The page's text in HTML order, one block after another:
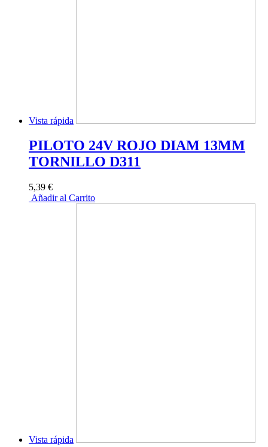
Vista rápida
PILOTO 24V ROJO DIAM 13MM
TORNILLO D311
5,39 €
Añadir al Carrito
Vista rápida